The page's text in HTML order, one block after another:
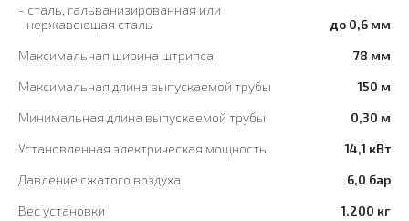
- сталь, гальванизированная или
нержавеющая сталь
до 0,6 мм
Максимальная ширина штрипса
78 мм
Максимальная длина выпускаемой трубы
150 м
Минимальная длина выпускаемой трубы
0,30 м
Установленная электрическая мощность
14,1 кВт
Давление сжатого воздуха
6,0 бар
Вес установки
1.200 кг